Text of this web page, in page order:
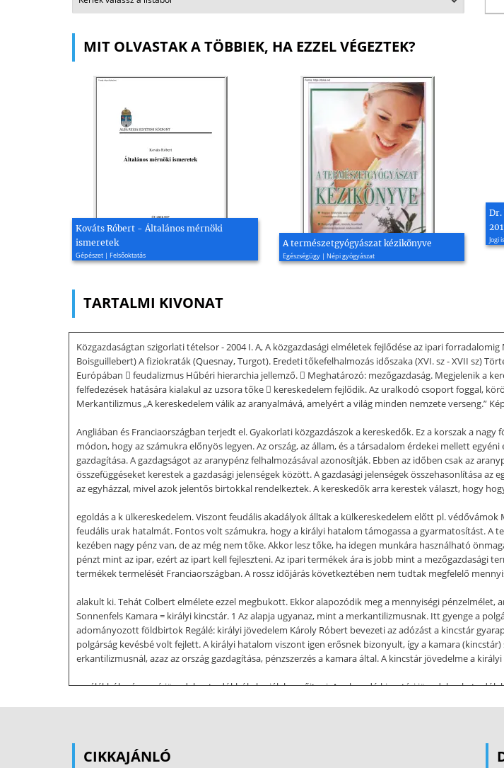
MIT OLVASTAK A TÖBBIEK, HA EZZEL VÉGEZTEK?
Kováts Róbert - Általános mérnöki
ismeretek
Gépészet | Felsőoktatás
A természetgyógyászat kézikönyve
Egészségügy | Népi gyógyászat
Dr.
Jogi
TARTALMI KIVONAT
Közgazdaságtan szigorlati tételsor - 2004 I. A, A közgazdasági elméletek fejlődése az ipari
Boisguillebert) A fiziokraták (Quesnay, Turgot). Eredeti tőkefelhalmozás időszaka (XVI. sz - XVII sz)
Európában  feudalizmus Hűbéri hierarchia jellemző.  Meghatározó: mezőgazdaság. Megjelenik a
felfedezések hatására kialakul az uzsora tőke  kereskedelem fejlődik. Az uralkodó csoport foggal,
Merkantilizmus „A kereskedelem válik az aranyalmává, amelyért a világ minden nemzete verseng.”
Angliában és Franciaországban terjedt el. Gyakorlati közgazdászok a kereskedők. Ez a korszak a
módon, hogy az számukra előnyös legyen. Az ország, az állam, és a társadalom érdekei mellett
gazdagítása. A gazdagságot az aranypénz felhalmozásával azonosítják. Ebben az időben csak az
összefüggéseket kerestek a gazdasági jelenségek között. A gazdasági jelenségek összehasonlítása
az egyházzal, mivel azok jelentős birtokkal rendelkeztek. A kereskedők arra kerestek választ, hogy
egoldás a k ülkereskedelem. Viszont feudális akadályok álltak a külkereskedelem előtt pl.
feudális urak hatalmát. Fontos volt számukra, hogy a királyi hatalom támogassa a gyarmatosítást. A
kezében nagy pénz van, de az még nem tőke. Akkor lesz tőke, ha idegen munkára használható
pénzt mint az ipar, ezért az ipart kell fejleszteni. Az ipari termékek ára is jobb mint a mezőgazdasági
termékek termelését Franciaországban. A rossz időjárás következtében nem tudtak megfelelő
alakult ki. Tehát Colbert elmélete ezzel megbukott. Ekkor alapozódik meg a mennyiségi pénzelmélet,
Sonnenfels Kamara = királyi kincstár. 1 Az alapja ugyanaz, mint a merkantilizmusnak. Itt gyenge a
adományozott földbirtok Regálé: királyi jövedelem Károly Róbert bevezeti az adózást a kincstár
polgárság kevésbé volt fejlett. A királyi hatalom viszont igen erősnek bizonyult, így a kamara
erkantilizmusnál, azaz az ország gazdagítása, pénzszerzés a kamara által. A kincstár jövedelme a
regálékból származó jövedelmet adókból akarják begyűjteni. Az elapadó kincstári jövedelmeket
filozófiában is. Szakít a skolasztikával (Baken, Hops) Ok-okozati összefüggést keresnek!!!  Egyes
CIKKAJÁNLÓ